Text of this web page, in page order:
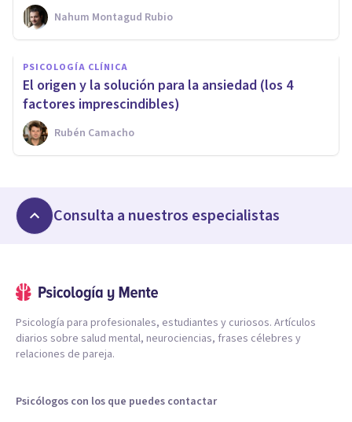
Nahum Montagud Rubio
PSICOLOGÍA CLÍNICA
El origen y la solución para la ansiedad (los 4
factores imprescindibles)
Rubén Camacho
Consulta a nuestros especialistas
Psicología para profesionales, estudiantes y curiosos. Artículos
diarios sobre salud mental, neurociencias, frases célebres y
relaciones de pareja.
Psicólogos con los que puedes contactar